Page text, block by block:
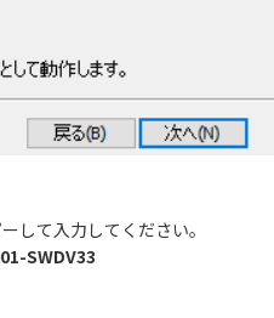
して入力してください。
SWDV33